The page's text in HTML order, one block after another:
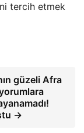
tercih etmek
güzeli Afra
→